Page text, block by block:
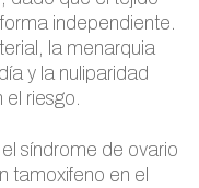
independiente.
la menarquia
y la nuliparidad
riesgo.
síndrome de ovario
tamoxifeno en el